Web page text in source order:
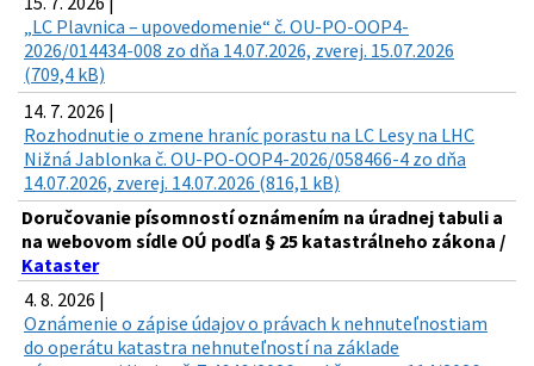
„LC Plavnica – upovedomenie“ č. OU-PO-OOP4-
2026/014434-008 zo dňa 14.07.2026, zverej. 15.07.2026
(709,4 kB)
14. 7. 2026 |
Rozhodnutie o zmene hraníc porastu na LC Lesy na LHC
Nižná Jablonka č. OU-PO-OOP4-2026/058466-4 zo dňa
14.07.2026, zverej. 14.07.2026 (816,1 kB)
Doručovanie písomností oznámením na úradnej tabuli a
na webovom sídle OÚ podľa § 25 katastrálneho zákona /
Kataster
4. 8. 2026 |
Oznámenie o zápise údajov o právach k nehnuteľnostiam
do operátu katastra nehnuteľností na základe